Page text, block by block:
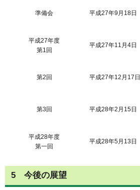
準備会 平成27年9月18日
平成27年度
第1回
平成27年11月4日
第2回 平成27年12月17日
第3回 平成28年2月15日
平成28年度
第一回
平成28年5月13日
5 今後の展望